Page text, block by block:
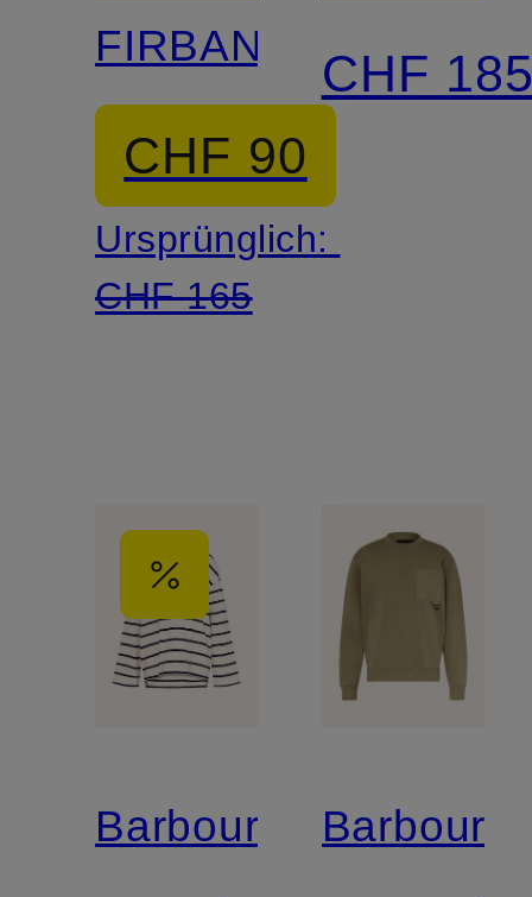
FIRBANK
CHF 90
Ursprünglich:
CHF 165
CHF
Barbour
Barbour